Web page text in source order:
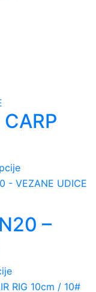
proizvod
varijanti.
izabrane
–
proizvod